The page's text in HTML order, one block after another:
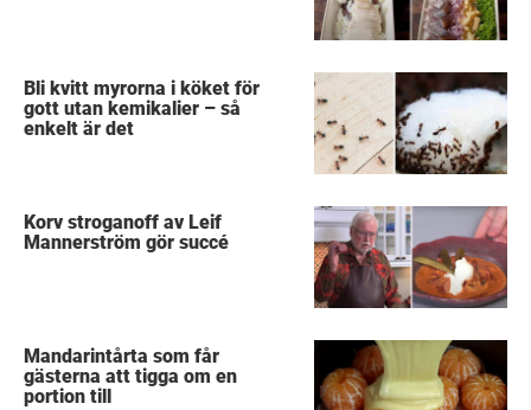
Bli kvitt myrorna i köket för
gott utan kemikalier – så
enkelt är det
Korv stroganoff av Leif
Mannerström gör succé
Mandarintårta som får
gästerna att tigga om en
portion till